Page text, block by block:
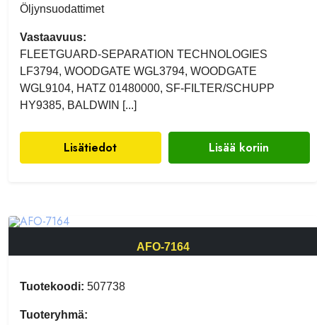
Öljynsuodattimet
Vastaavuus:
FLEETGUARD-SEPARATION TECHNOLOGIES
LF3794, WOODGATE WGL3794, WOODGATE
WGL9104, HATZ 01480000, SF-FILTER/SCHUPP
HY9385, BALDWIN [...]
Lisätiedot Lisää koriin
AFO-7164
Tuotekoodi: 507738
Tuoteryhmä: